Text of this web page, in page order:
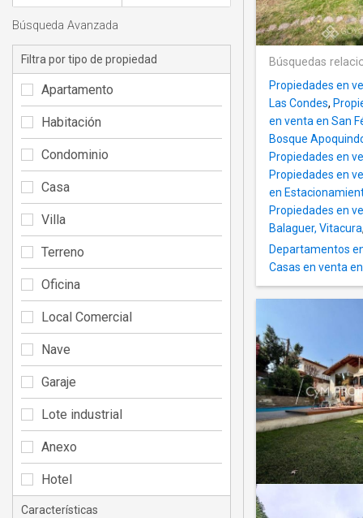
Búsquedas
Propiedades en
Las Condes,
en venta en San
Bosque
Propiedades en
Propiedades en
en
Propiedades en
Balaguer, Vitacura,
Departamentos
Casas en venta
Búsqueda Avanzada
Filtra por tipo de propiedad
Apartamento
Habitación
Condominio
Casa
Villa
Terreno
Oficina
Local Comercial
Nave
Garaje
Lote industrial
Anexo
Hotel
Características